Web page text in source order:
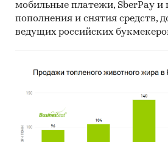
В отчете представлен анализ
ОКПД2:
и журналами в
Компания «Экспресс-Обзор» с
мобильные платежи, SberPay и
пополнения и снятия средств,
ведущих российских